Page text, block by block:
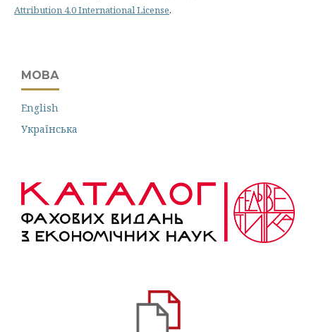
Attribution 4.0 International License.
МОВА
English
Українська